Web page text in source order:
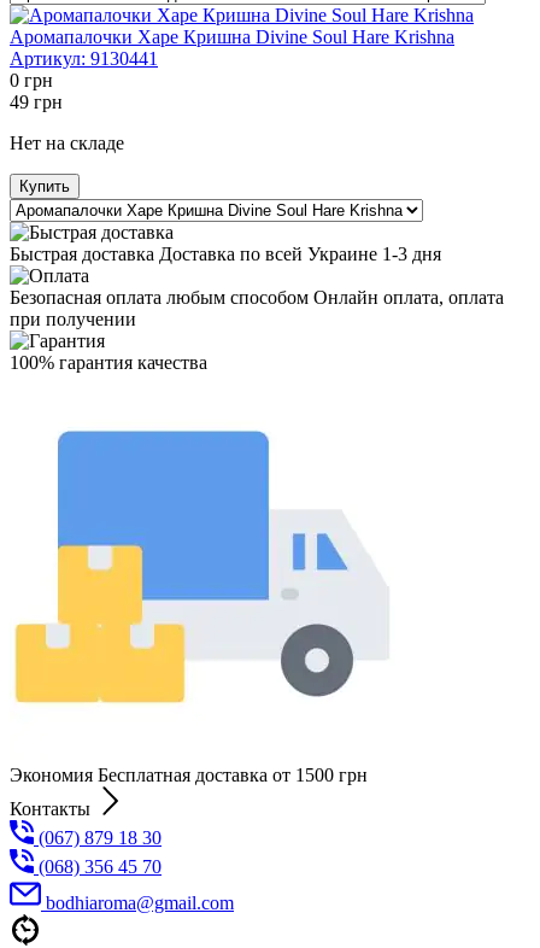
Аромапалочки Харе Кришна Divine Soul Hare Krishna
Артикул: 9130441
0 грн
49 грн
Нет на складе
Купить
Быстрая доставка Доставка по всей Украине 1-3 дня
Безопасная оплата любым способом Онлайн оплата, оплата
при получении
100% гарантия качества
Экономия Бесплатная доставка от 1500 грн
Контакты
(067) 879 18 30
(068) 356 45 70
bodhiaroma@gmail.com